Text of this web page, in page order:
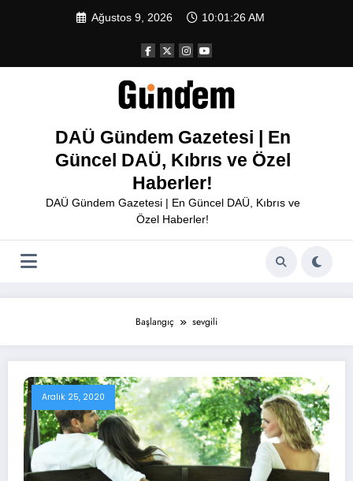
Ağustos 9, 2026 10:01:26 AM
DAÜ Gündem Gazetesi | En
Güncel DAÜ, Kıbrıs ve Özel
Haberler!
DAÜ Gündem Gazetesi | En Güncel DAÜ, Kıbrıs ve
Özel Haberler!
Başlangıç sevgili
Aralık 25, 2020